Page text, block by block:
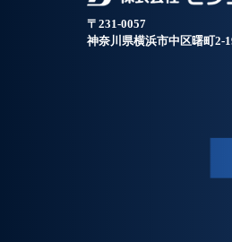
〒231-0057
神奈川県横浜市中区曙町2-